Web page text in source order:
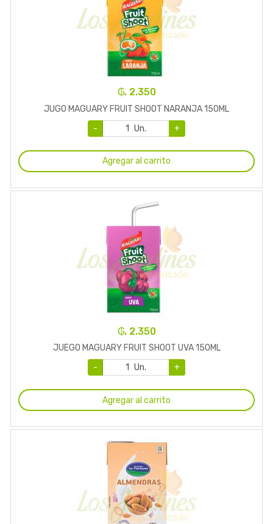
₲. 2.350
JUGO MAGUARY FRUIT SHOOT NARANJA 150ML
-
Un. +
Agregar al carrito
₲. 2.350
JUEGO MAGUARY FRUIT SHOOT UVA 150ML
-
Un. +
Agregar al carrito